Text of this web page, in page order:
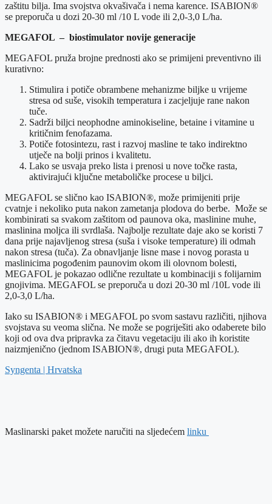
zaštitu bilja. Ima svojstva okvašivača i nema karence. ISABION®
se preporuča u dozi 20-30 ml /10 L vode ili 2,0-3,0 L/ha.
MEGAFOL – biostimulator novije generacije
MEGAFOL pruža brojne prednosti ako se primijeni preventivno ili
kurativno:
Stimulira i potiče obrambene mehanizme biljke u vrijeme
stresa od suše, visokih temperatura i zacjeljuje rane nakon
tuče.
Sadrži biljci neophodne aminokiseline, betaine i vitamine u
kritičnim fenofazama.
Potiče fotosintezu, rast i razvoj masline te tako indirektno
utječe na bolji prinos i kvalitetu.
Lako se usvaja preko lista i prenosi u nove točke rasta,
aktivirajući ključne metaboličke procese u biljci.
MEGAFOL se slično kao ISABION®, može primijeniti prije
cvatnje i nekoliko puta nakon zametanja plodova do berbe. Može se
kombinirati sa svakom zaštitom od paunova oka, maslinine muhe,
maslinina moljca ili svrdlaša. Najbolje rezultate daje ako se koristi 7
dana prije najavljenog stresa (suša i visoke temperature) ili odmah
nakon stresa (tuča). Za obnavljanje lisne mase i novog porasta u
maslinicima pogođenim paunovim okom ili olovnom bolesti,
MEGAFOL je pokazao odlične rezultate u kombinaciji s folijarnim
gnojivima. MEGAFOL se preporuča u dozi 20-30 ml /10L vode ili
2,0-3,0 L/ha.
Iako su ISABION® i MEGAFOL po svom sastavu različiti, njihova
svojstava su veoma slična. Ne može se pogriješiti ako odaberete bilo
koji od ova dva pripravka za čitavu vegetaciju ili ako ih koristite
naizmjenično (jednom ISABION®, drugi puta MEGAFOL).
Syngenta | Hrvatska
Maslinarski paket možete naručiti na sljedećem linku